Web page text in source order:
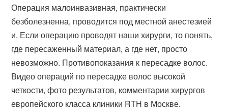
Операция малоинвазивная, практически
безболезненна, проводится под местной анестезией
и. Если операцию проводят наши хирурги, то понять,
где пересаженный материал, а где нет, просто
невозможно. Противопоказания к пересадке волос.
Видео операций по пересадке волос высокой
четкости, фото результатов, комментарии хирургов
европейского класса клиники RTH в Москве.